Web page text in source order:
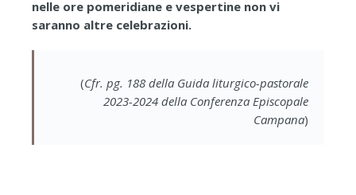
nelle ore pomeridiane e vespertine non vi
saranno altre celebrazioni.
(Cfr. pg. 188 della Guida liturgico-pastorale
2023-2024 della Conferenza Episcopale
Campana)